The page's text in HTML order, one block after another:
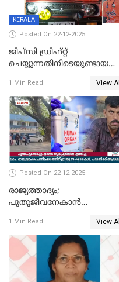
KERALA
Posted On 22-12-2025
ജിപ്സി ഡ്രിഫ്റ്റ്
ചെയ്യുന്നതിനിടെയുണ്ടായ
ദാരുണാന്ത്യം; ജീപ്സി
ഓടിച്ചയാൾ അറസ്റ്റിൽ.
1 Min Read View All
Posted On 22-12-2025
രാജ്യത്താദ്യം;
പുതുജീവനേകാൻ
എറണാകുളം സർക്കാർ
ജനറൽ
ആശുപത്രിയിലെത്തിച്ചു
1 Min Read View All